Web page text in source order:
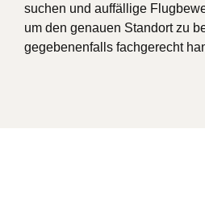
suchen und auffällige
um den genauen Standort zu
gegebenenfalls fachgerecht